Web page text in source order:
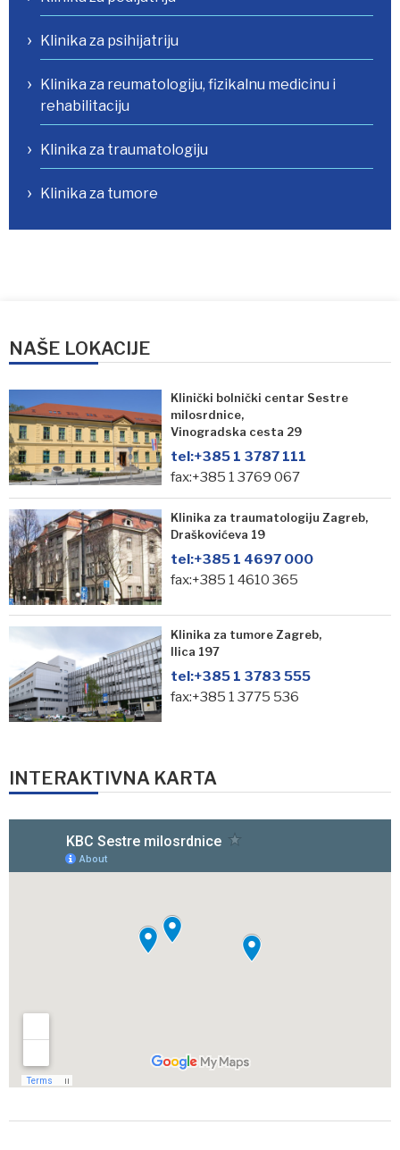
Klinika za psihijatriju
Klinika za reumatologiju, fizikalnu medicinu i
rehabilitaciju
Klinika za traumatologiju
Klinika za tumore
NAŠE LOKACIJE
Klinički bolnički centar Sestre
milosrdnice,
Vinogradska cesta 29
tel:+385 1 3787 111
fax:+385 1 3769 067
Klinika za traumatologiju Zagreb,
Draškovićeva 19
tel:+385 1 4697 000
fax:+385 1 4610 365
Klinika za tumore Zagreb,
Ilica 197
tel:+385 1 3783 555
fax:+385 1 3775 536
INTERAKTIVNA KARTA